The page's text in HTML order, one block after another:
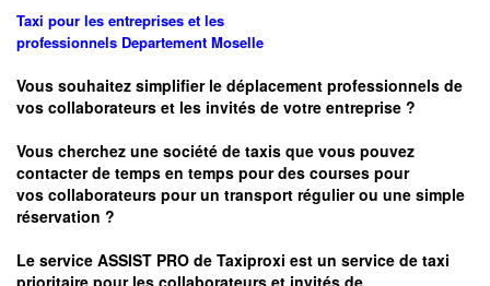
Taxi pour les entreprises et les
professionnels Departement Moselle
Vous souhaitez simplifier le déplacement professionnels de
vos collaborateurs et les invités de votre entreprise ?
Vous cherchez une société de taxis que vous pouvez
contacter de temps en temps pour des courses pour
vos collaborateurs pour un transport régulierou une simple
réservation ?
Le service ASSIST PRO de Taxiproxi est un service de taxi